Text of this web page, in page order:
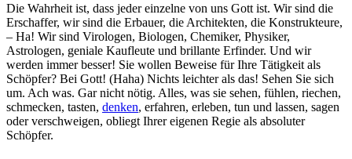
Die Wahrheit ist, dass jeder einzelne von uns Gott ist. Wir sind die
Erschaffer, wir sind die Erbauer, die Architekten, die Konstrukteure,
– Ha! Wir sind Virologen, Biologen, Chemiker, Physiker,
Astrologen, geniale Kaufleute und brillante Erfinder. Und wir
werden immer besser! Sie wollen Beweise für Ihre Tätigkeit als
Schöpfer? Bei Gott! (Haha) Nichts leichter als das! Sehen Sie sich
um. Ach was. Gar nicht nötig. Alles, was sie sehen, fühlen, riechen,
schmecken, tasten, denken, erfahren, erleben, tun und lassen, sagen
oder verschweigen, obliegt Ihrer eigenen Regie als absoluter
Schöpfer.